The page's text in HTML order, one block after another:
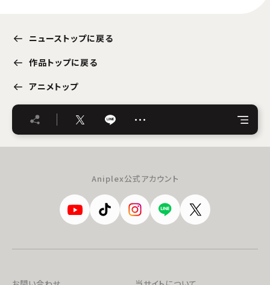
ニューストップに戻る
作品トップに戻る
アニメトップ
…
Aniplex公式アカウント